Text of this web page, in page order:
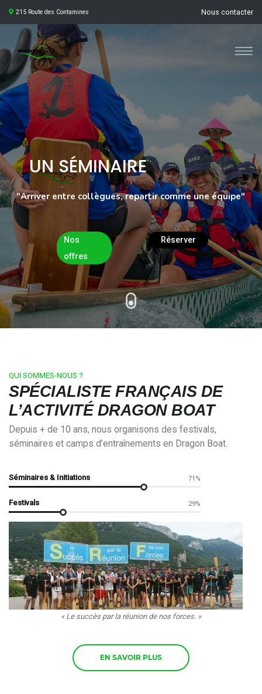
215 Route des Contamines Nous contacter
UN SÉMINAIREINOUBLIABLE
"Arriver entre collègues, repartir comme une équipe"
Nos
offres
Réserver
QUI SOMMES-NOUS ?
SPÉCIALISTE FRANÇAIS DE
L’ACTIVITÉ DRAGON BOAT
Depuis + de 10 ans, nous organisons des festivals,
séminaires et camps d’entraînements en Dragon Boat.
Séminaires & Initiations 71%
Festivals 29%
« Le succès par la réunion de nos forces. »
EN SAVOIR PLUS